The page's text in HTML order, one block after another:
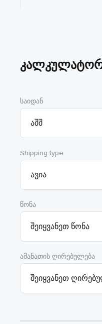
საიდან
Shipping type
წონა
ამანათის ღირებულება